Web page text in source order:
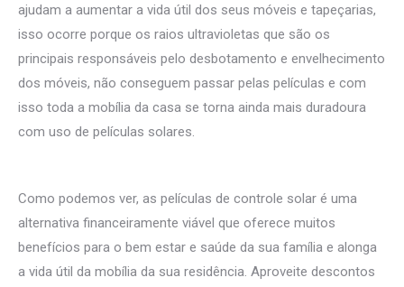
ajudam a aumentar a vida útil dos seus móveis e tapeçarias,
isso ocorre porque os raios ultravioletas que são os
principais responsáveis pelo desbotamento e envelhecimento
dos móveis, não conseguem passar pelas películas e com
isso toda a mobília da casa se torna ainda mais duradoura
com uso de películas solares.
Como podemos ver, as películas de controle solar é uma
alternativa financeiramente viável que oferece muitos
benefícios para o bem estar e saúde da sua família e alonga
a vida útil da mobília da sua residência. Aproveite descontos